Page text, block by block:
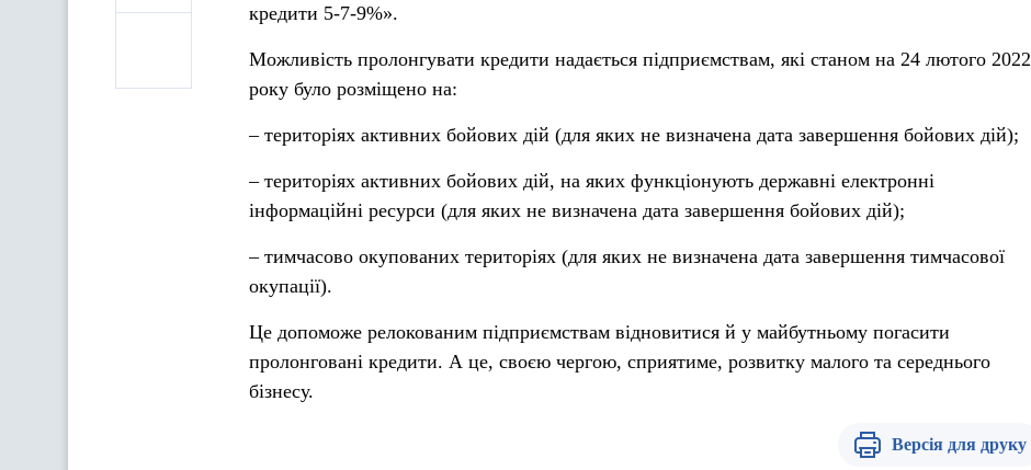
кредити 5-7-9%».
Можливість пролонгувати кредити надається підприємствам, які станом на 24 лютого 2022
року було розміщено на:
– територіях активних бойових дій (для яких не визначена дата завершення бойових дій);
– територіях активних бойових дій, на яких функціонують державні електронні
інформаційні ресурси (для яких не визначена дата завершення бойових дій);
– тимчасово окупованих територіях (для яких не визначена дата завершення тимчасової
окупації).
Це допоможе релокованим підприємствам відновитися й у майбутньому погасити
пролонговані кредити. А це, своєю чергою, сприятиме, розвитку малого та середнього
бізнесу.
Версія для друку